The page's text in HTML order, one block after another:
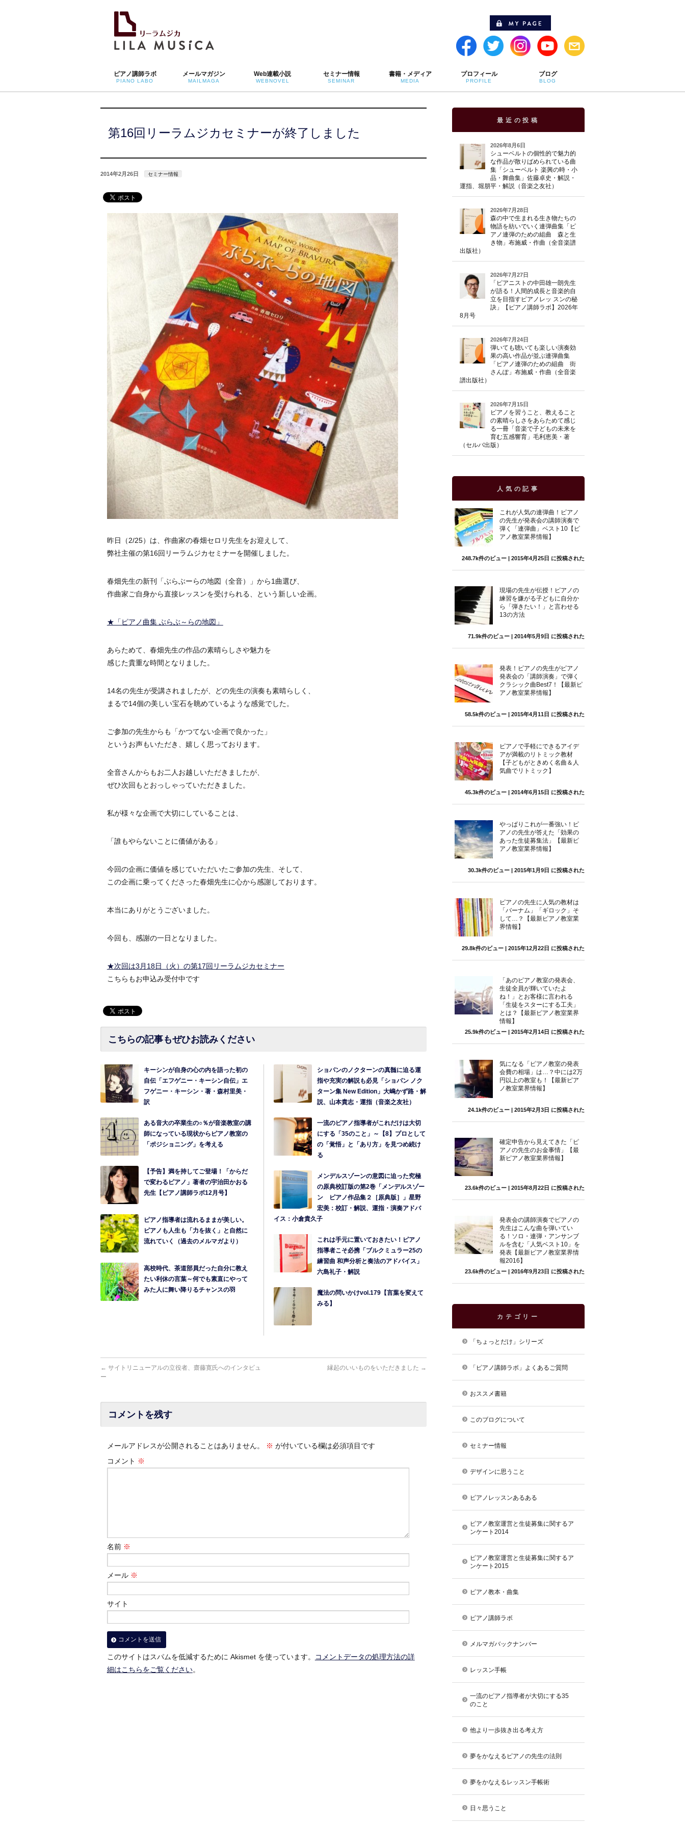
ピアノ講師ラボ
PIANO LABO
メールマガジン
MAILMAGA
Web連載小説
WEBNOVEL
セミナー情報
SEMINAR
書籍・メディア
MEDIA
プロフィール
PROFILE
ブログ
BLOG
第16回リーラムジカセミナーが終了しました
2014年2月26日 セミナー情報
昨日（2/25）は、作曲家の春畑セロリ先生をお迎えして、
弊社主催の第16回リーラムジカセミナーを開催しました。
春畑先生の新刊「ぶらぶーらの地図（全音）」から1曲選び、
作曲家ご自身から直接レッスンを受けられる、という新しい企画。
★「ピアノ曲集 ぶらぶ～らの地図」
あらためて、春畑先生の作品の素晴らしさや魅力を
感じた貴重な時間となりました。
14名の先生が受講されましたが、どの先生の演奏も素晴らしく、
まるで14個の美しい宝石を眺めているような感覚でした。
ご参加の先生からも「かつてない企画で良かった」
というお声もいただき、嬉しく思っております。
全音さんからもお二人お越しいただきましたが、
ぜひ次回もとおっしゃっていただきました。
私が様々な企画で大切にしていることは、
「誰もやらないことに価値がある」
今回の企画に価値を感じていただいたご参加の先生、そして、
この企画に乗ってくださった春畑先生に心から感謝しております。
本当にありがとうございました。
今回も、感謝の一日となりました。
★次回は3月18日（火）の第17回リーラムジカセミナー
こちらもお申込み受付中です
こちらの記事もぜひお読みください
キーシンが自身の心の内を語った初の
自伝「エフゲニー・キーシン自伝」エ
フゲニー・キーシン・著・森村里美・
訳
ある音大の卒業生の○％が音楽教室の講
師になっている現状からピアノ教室の
「ポジショニング」を考える
【予告】満を持してご登場！「からだ
で変わるピアノ」著者の宇治田かおる
先生【ピアノ講師ラボ12月号】
ピアノ指導者は流れるままが美しい。
ピアノも人生も「力を抜く」と自然に
流れていく（過去のメルマガより）
高校時代、茶道部員だった自分に教え
たい利休の言葉～何でも素直にやって
みた人に舞い降りるチャンスの羽
ショパンのノクターンの真髄に迫る運
指や充実の解説も必見「ショパン ノク
ターン集 New Edition」大嶋かず路・解
説、山本貴志・運指（音楽之友社）
一流のピアノ指導者がこれだけは大切
にする「35のこと」～【8】プロとして
の「覚悟」と「あり方」を見つめ続け
る
メンデルスゾーンの意図に迫った究極
の原典校訂版の第2巻「メンデルスゾー
ン ピアノ作品集２［原典版］」星野
宏美：校訂・解説、運指・演奏アドバ
イス：小倉貴久子
これは手元に置いておきたい！ピアノ
指導者こそ必携「ブルクミュラー25の
練習曲 和声分析と奏法のアドバイス」
六島礼子・解説
魔法の問いかけvol.179【言葉を変えて
みる】
← サイトリニューアルの立役者、齋藤寛氏へのインタビュ
ー
縁起のいいものをいただきました →
コメントを残す
メールアドレスが公開されることはありません。 ※ が付いている欄は必須項目です
コメント ※
名前 ※
メール ※
サイト
このサイトはスパムを低減するために Akismet を使っています。
コメントデータの処理方法の詳
細はこちらをご覧ください。
最近の投稿
2026年8月6日
シューベルトの個性的で魅力的
な作品が散りばめられている曲
集「シューベルト 楽興の時・小
品・舞曲集」佐藤卓史・解説・
運指、堀朋平・解説（音楽之友社）
2026年7月28日
森の中で生まれる生き物たちの
物語を紡いでいく連弾曲集「ピ
アノ連弾のための組曲 森と生
き物」布施威・作曲（全音楽譜
出版社）
2026年7月27日
「ピアニストの中田雄一朗先生
が語る！人間的成長と音楽的自
立を目指すピアノレッ スンの秘
訣」【ピアノ講師ラボ】2026年
8月号
2026年7月24日
弾いても聴いても楽しい演奏効
果の高い作品が並ぶ連弾曲集
「ピアノ連弾のための組曲 街
さんぽ」布施威・作曲（全音楽
譜出版社）
2026年7月15日
ピアノを習うこと、教えること
の素晴らしさをあらためて感じ
る一冊「音楽で子どもの未来を
育む五感響育」毛利恵美・著
（セルバ出版）
人気の記事
これが人気の連弾曲！ピアノ
の先生が発表会の講師演奏で
弾く「連弾曲」ベスト10【ピ
アノ教室業界情報】
248.7k件のビュー | 2015年4月25日 に投稿された
現場の先生が伝授！ピアノの
練習を嫌がる子どもに自分か
ら「弾きたい！」と言わせる
13の方法
71.9k件のビュー | 2014年5月9日 に投稿された
発表！ピアノの先生がピアノ
発表会の「講師演奏」で弾く
クラシック曲Best7！【最新ピ
アノ教室業界情報】
58.5k件のビュー | 2015年4月11日 に投稿された
ピアノで手軽にできるアイデ
アが満載のリトミック教材
【子どもがときめく名曲＆人
気曲でリトミック】
45.3k件のビュー | 2014年6月15日 に投稿された
やっぱりこれが一番強い！ピ
アノの先生が答えた「効果の
あった生徒募集法」【最新ピ
アノ教室業界情報】
30.3k件のビュー | 2015年1月9日 に投稿された
ピアノの先生に人気の教材は
「バーナム」「ギロック」そ
して…？【最新ピアノ教室業
界情報】
29.8k件のビュー | 2015年12月22日 に投稿された
「あのピアノ教室の発表会、
生徒全員が輝いていたよ
ね！」とお客様に言われる
「生徒をスターにする工夫」
とは？【最新ピアノ教室業界
情報】
25.9k件のビュー | 2015年2月14日 に投稿された
気になる「ピアノ教室の発表
会費の相場」は…？中には2万
円以上の教室も！【最新ピア
ノ教室業界情報】
24.1k件のビュー | 2015年2月3日 に投稿された
確定申告から見えてきた「ピ
アノの先生のお金事情」【最
新ピアノ教室業界情報】
23.6k件のビュー | 2015年8月22日 に投稿された
発表会の講師演奏でピアノの
先生はこんな曲を弾いてい
る！ソロ・連弾・アンサンブ
ルを含む「人気ベスト10」を
発表【最新ピアノ教室業界情
報2016】
23.6k件のビュー | 2016年9月23日 に投稿された
カテゴリー
「ちょっとだけ」シリーズ
「ピアノ講師ラボ」よくあるご質問
おススメ書籍
このブログについて
セミナー情報
デザインに思うこと
ピアノレッスンあるある
ピアノ教室運営と生徒募集に関するア
ンケート2014
ピアノ教室運営と生徒募集に関するア
ンケート2015
ピアノ教本・曲集
ピアノ講師ラボ
メルマガバックナンバー
レッスン手帳
一流のピアノ指導者が大切にする35
のこと
他より一歩抜き出る考え方
夢をかなえるピアノの先生の法則
夢をかなえるレッスン手帳術
日々思うこと